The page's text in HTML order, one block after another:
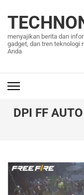
konten
(Tekan
Enter)
menyajikan berita dan
gadget, dan tren teknologi
Anda
DPI FF